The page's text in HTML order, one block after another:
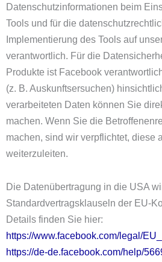
Datenschutzinformationen beim
Tools und für die
Implementierung des Tools auf
verantwortlich. Für die
Produkte ist Facebook
(z. B. Auskunftsersuchen)
verarbeiteten Daten können Sie
machen. Wenn Sie die
machen, sind wir verpflichtet, diese
weiterzuleiten.
Die Datenübertragung in die USA
Standardvertragsklauseln der EU-
Details finden Sie hier:
https://www.facebook.com/legal/
https://de-de.facebook.com/help/